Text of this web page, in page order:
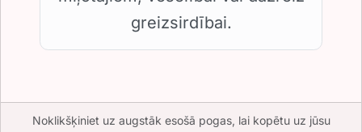
greizsirdībai.
Noklikšķiniet uz augstāk esošā pogas, lai kopētu uz jūsu